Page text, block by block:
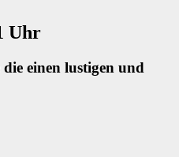
Uhr
einen lustigen und